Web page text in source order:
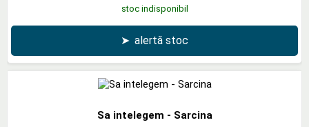
stoc indisponibil
➤ alertă stoc
Sa intelegem - Sarcina